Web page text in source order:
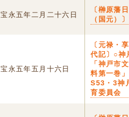
宝永五年二月二十六日
〔榊原藩
（国元）
宝永五年五月十六日
〔元禄・
代記〕○神
「神戸市
料第一巻」
S53・3神
育委員会